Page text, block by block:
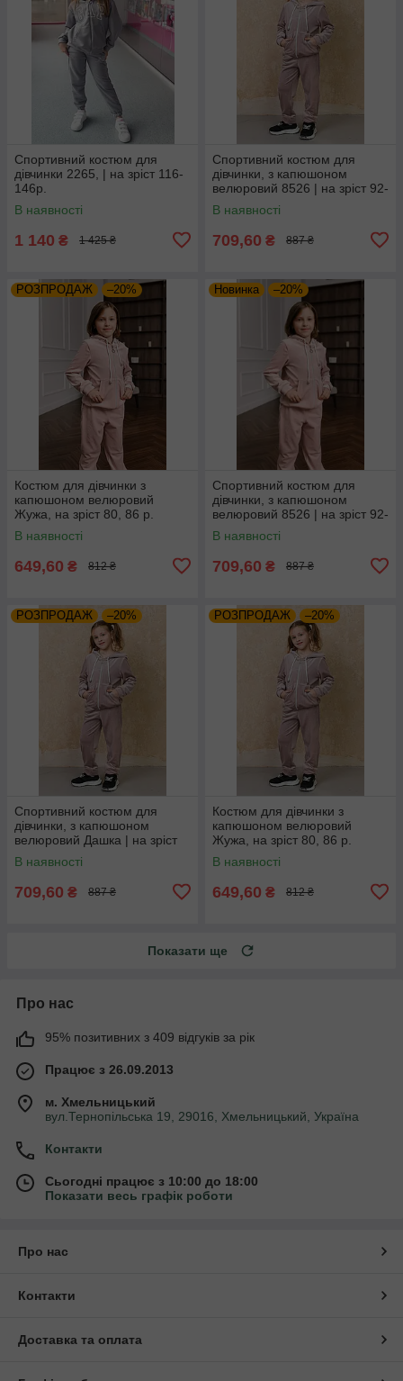
Спортивний костюм для
дівчинки 2265, | на зріст 116-
146р.
В наявності
1 140 ₴ 1 425 ₴
Спортивний костюм для
дівчинки, з капюшоном
велюровий 8526 | на зріст 92-
116р.
В наявності
709,60 ₴ 887 ₴
РОЗПРОДАЖ –20%
Костюм для дівчинки з
капюшоном велюровий
Жужа, на зріст 80, 86 р.
В наявності
649,60 ₴ 812 ₴
Новинка –20%
Спортивний костюм для
дівчинки, з капюшоном
велюровий 8526 | на зріст 92-
116р.
В наявності
709,60 ₴ 887 ₴
РОЗПРОДАЖ –20%
Спортивний костюм для
дівчинки, з капюшоном
велюровий Дашка | на зріст
92-116р.
В наявності
709,60 ₴ 887 ₴
РОЗПРОДАЖ –20%
Костюм для дівчинки з
капюшоном велюровий
Жужа, на зріст 80, 86 р.
В наявності
649,60 ₴ 812 ₴
Показати ще
Про нас
95% позитивних з 409 відгуків за рік
Працює з 26.09.2013
м. Хмельницький
вул.Тернопільська 19, 29016, Хмельницький, Україна
Контакти
Сьогодні працює з 10:00 до 18:00
Показати весь графік роботи
Про нас
Контакти
Доставка та оплата